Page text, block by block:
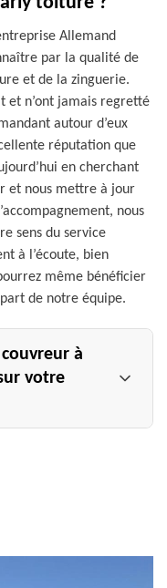
Allemand
par la qualité de
et de la zinguerie.
et n’ont jamais regretté
autour d’eux
réputation que
en cherchant
et nous mettre à jour
nous
sens du service
à l’écoute, bien
même bénéficier
de notre équipe.
à
votre